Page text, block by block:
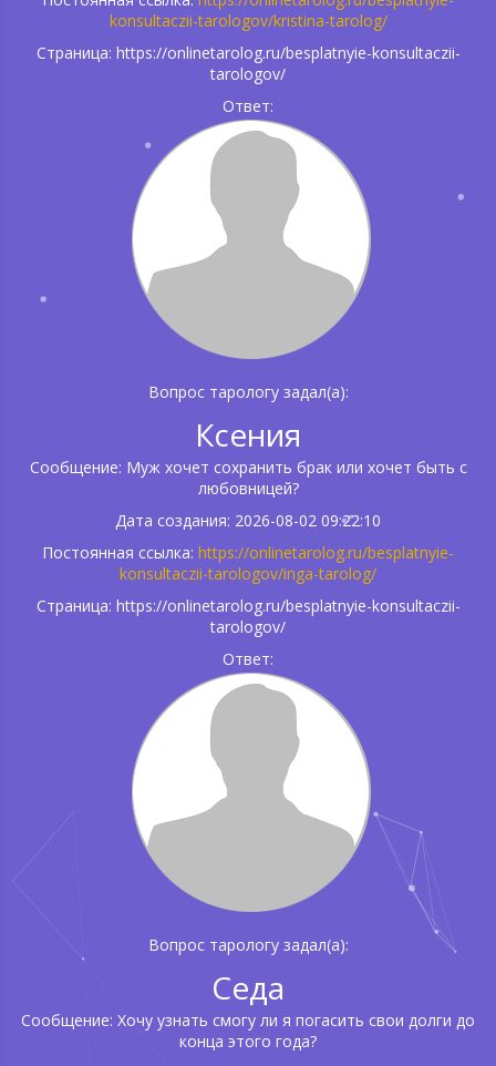
konsultaczii-tarologov/kristina-tarolog/
Страница: https://onlinetarolog.ru/besplatnyie-konsultaczii-
tarologov/
Ответ:
Вопрос тарологу задал(а):
Ксения
Сообщение: Муж хочет сохранить брак или хочет быть с
любовницей?
Дата создания: 2026-08-02 09:22:10
Постоянная ссылка: https://onlinetarolog.ru/besplatnyie-
konsultaczii-tarologov/inga-tarolog/
Страница: https://onlinetarolog.ru/besplatnyie-konsultaczii-
tarologov/
Ответ:
Вопрос тарологу задал(а):
Седа
Сообщение: Хочу узнать смогу ли я погасить свои долги до
конца этого года?